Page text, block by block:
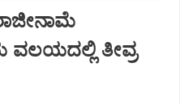
ವಲಯದಲ್ಲಿ ತೀವ್ರ